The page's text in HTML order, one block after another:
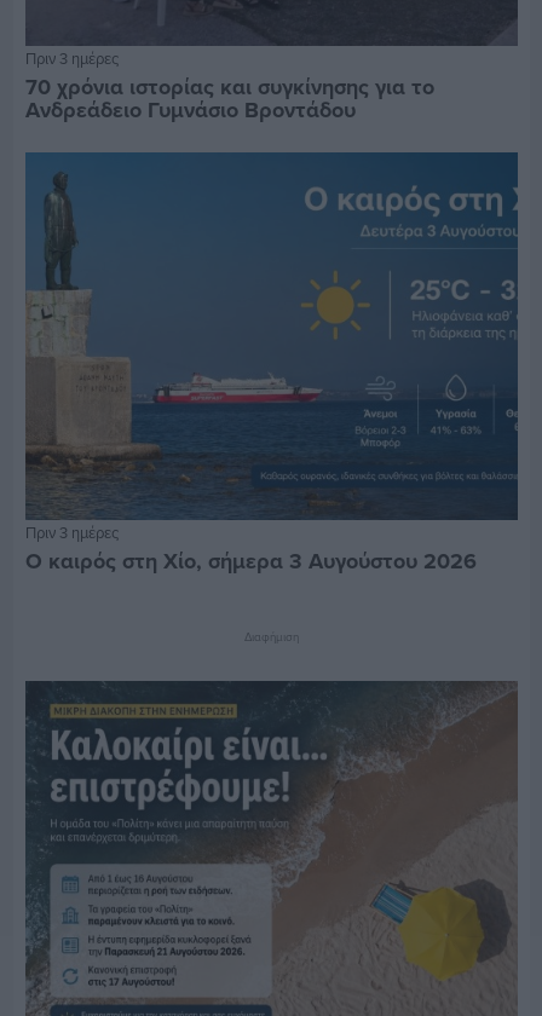
Πριν 3 ημέρες
70 χρόνια ιστορίας και συγκίνησης για το
Ανδρεάδειο Γυμνάσιο Βροντάδου
Πριν 3 ημέρες
Ο καιρός στη Χίο, σήμερα 3 Αυγούστου 2026
Διαφήμιση